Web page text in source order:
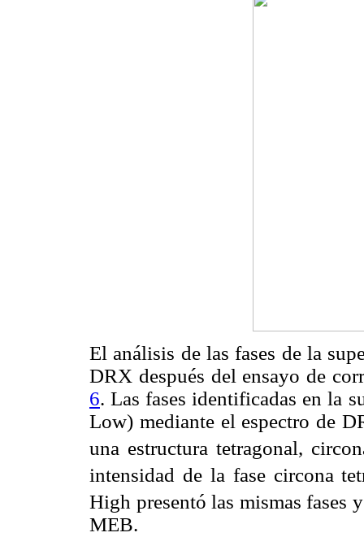
El análisis de las fases de la
DRX después del ensayo de
6. Las fases identificadas en la
Low) mediante el espectro de
una estructura tetragonal,
intensidad de la fase circona
High presentó las mismas fases
MEB.